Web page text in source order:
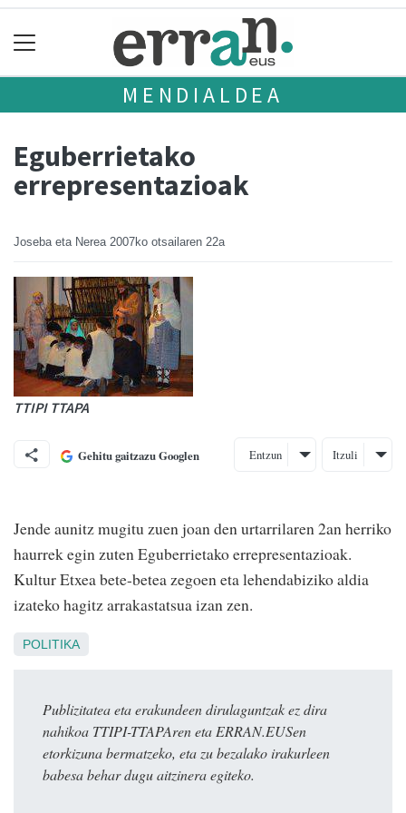
MENDIALDEA
Eguberrietako
errepresentazioak
Joseba eta Nerea 2007ko otsailaren 22a
TTIPI TTAPA
Gehitu gaitzazu Googlen Entzun Itzuli
Jende aunitz mugitu zuen joan den urtarrilaren 2an herriko
haurrek egin zuten Eguberrietako errepresentazioak.
Kultur Etxea bete-betea zegoen eta lehendabiziko aldia
izateko hagitz arrakastatsua izan zen.
POLITIKA
Publizitatea eta erakundeen dirulaguntzak ez dira
nahikoa TTIPI-TTAPAren eta ERRAN.EUSen
etorkizuna bermatzeko, eta zu bezalako irakurleen
babesa behar dugu aitzinera egiteko.